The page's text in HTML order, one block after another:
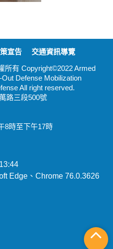
宣告
交通資訊導覽
所有 Copyright©2022 Armed
Defense Mobilization
All right reserved.
路三段500號
8時至下午17時
Edge、Chrome 76.0.3626